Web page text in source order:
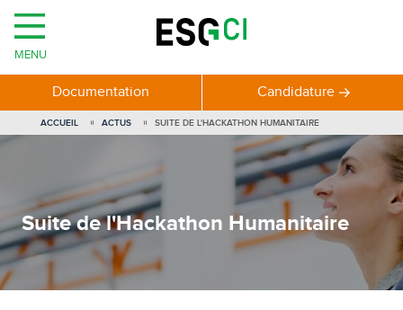
Suite de l'Hackathon Humanitaire
ACCUEIL ACTUS SUITE DE L'HACKATHON HUMANITAIRE
MENU
Documentation Candidature